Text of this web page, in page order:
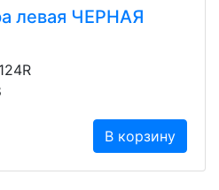
левая ЧЕРНАЯ
В корзину